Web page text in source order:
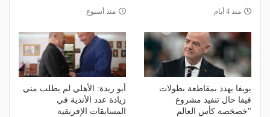
منذ 4 أيام منذ أسبوع
يويفا يهدد بمقاطعة بطولات
فيفا حال تنفيذ مشروع
"خصخصة كأس العالم
أبو ريدة: الأهلي لم يطلب مني
زيادة عدد الأندية في
المسابقات الإفريقية